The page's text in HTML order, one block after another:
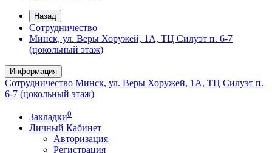
Назад
Сотрудничество
Минск, ул. Веры Хоружей, 1А, ТЦ Силуэт п. 6-7
(цокольный этаж)
Информация
Сотрудничество Минск, ул. Веры Хоружей, 1А, ТЦ Силуэт п.
6-7 (цокольный этаж)
Закладки0
Личный Кабинет
Авторизация
Регистрация